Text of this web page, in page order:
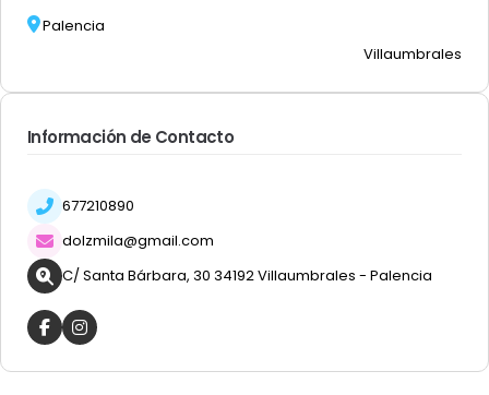
Palencia
Villaumbrales
Información de Contacto
677210890
dolzmila@gmail.com
C/ Santa Bárbara, 30 34192 Villaumbrales - Palencia